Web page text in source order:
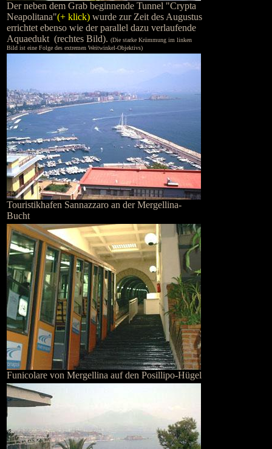
Der neben dem Grab beginnende Tunnel "Crypta
Neapolitana"(+ klick) wurde zur Zeit des Augustus
errichtet ebenso wie der parallel dazu verlaufende
Aquaedukt (rechtes Bild). (Die starke Krümmung im linken
Bild ist eine Folge des extremen Weitwinkel-Objektivs)
Touristikhafen Sannazzaro an der Mergellina-
Bucht
Funicolare von Mergellina auf den Posillipo-Hügel